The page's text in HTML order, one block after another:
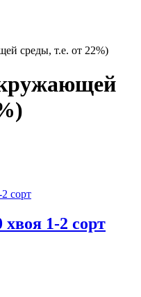
среды, т.е. от 22%)
хвоя 1-2 сорт